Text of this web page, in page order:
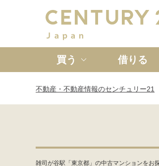
買う
新築一戸建て
借りる
不動産・不動産情報のセンチュリー21
雑司が谷駅「東京都」の中古マンションをお